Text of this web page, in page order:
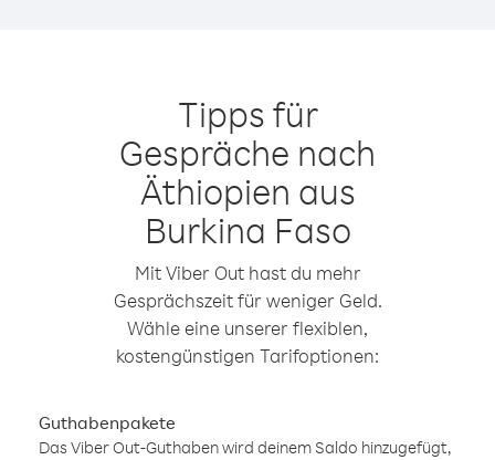
Tipps für
Gespräche nach
Äthiopien aus
Burkina Faso
Mit Viber Out hast du mehr
Gesprächszeit für weniger Geld.
Wähle eine unserer flexiblen,
kostengünstigen Tarifoptionen:
Guthabenpakete
Das Viber Out-Guthaben wird deinem Saldo hinzugefügt,